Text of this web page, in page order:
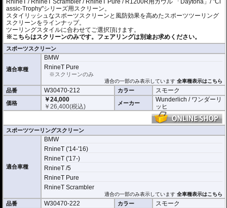
RnineT / RnineT Scrambler / RnineT Pure / R1200R用カウル 「Daytona」/ "Cl
assic-Trophy"シリーズ用スクリーン。
スタイリッシュなスポーツスクリーンと風防効果を高めたスポーツツーリング
スクリーンをラインナップ。
ツーリングスタイルに合わせてご選択頂けます。
※こちらはスクリーンのみです。フェアリングは別途お求めください。
スポーツスクリーン
適合車種
BMW
RnineT Pure
※スクリーンのみ
適合の一部のみ表示しています全車種表示はこちら
品番 W30470-212 カラー スモーク
価格
￥24,000
￥26,400(税込) メーカー
Wunderlich / ワンダーリ
ッヒ
スポーツツーリングスクリーン
適合車種
BMW
RnineT ('14-'16)
RnineT ('17-)
RnineT /5
RnineT Pure
RnineT Scrambler
適合の一部のみ表示しています全車種表示はこちら
品番 W30470-222 カラー スモーク